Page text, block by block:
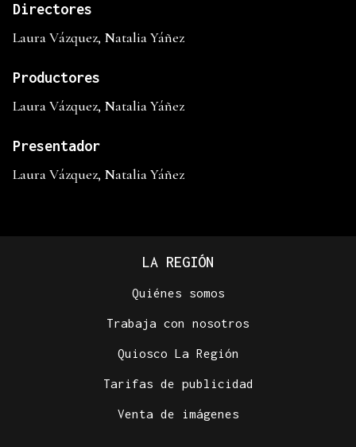
Directores
Laura Vázquez, Natalia Yáñez
Productores
Laura Vázquez, Natalia Yáñez
Presentador
Laura Vázquez, Natalia Yáñez
LA REGIÓN
Quiénes somos
Trabaja con nosotros
Quiosco La Región
Tarifas de publicidad
Venta de imágenes